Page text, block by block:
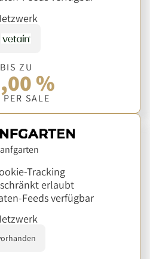
BIS ZU
%
PER SALE
Tracking
erlaubt
Feeds verfügbar